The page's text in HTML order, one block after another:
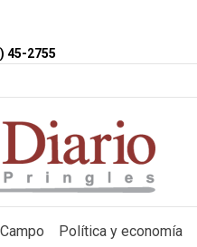
45-2755
Campo Política y economía